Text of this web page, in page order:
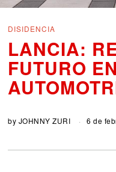
DISIDENCIA
LANCIA:
FUTURO
by JOHNNY ZURI 6 de